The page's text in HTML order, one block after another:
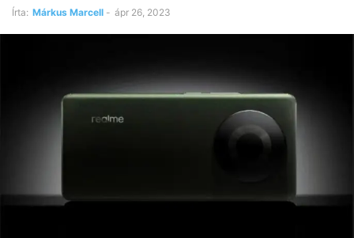
Írta: Márkus Marcell - ápr 26, 2023